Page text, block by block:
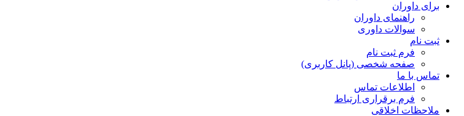
برای داوران
راهنمای داوران
سوالات داوری
ثبت نام
فرم ثبت نام
صفحه شخصی (پانل کاربری)
تماس با ما
اطلاعات تماس
فرم برقراری ارتباط
ملاحظات اخلاقی